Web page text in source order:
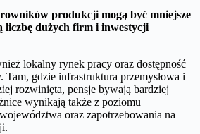
produkcji mogą być mniejsze
liczbę dużych firm i inwestycji
lokalny rynek pracy oraz dostępność
gdzie infrastruktura przemysłowa i
rozwinięta, pensje bywają bardziej
wynikają także z poziomu
oraz zapotrzebowania na